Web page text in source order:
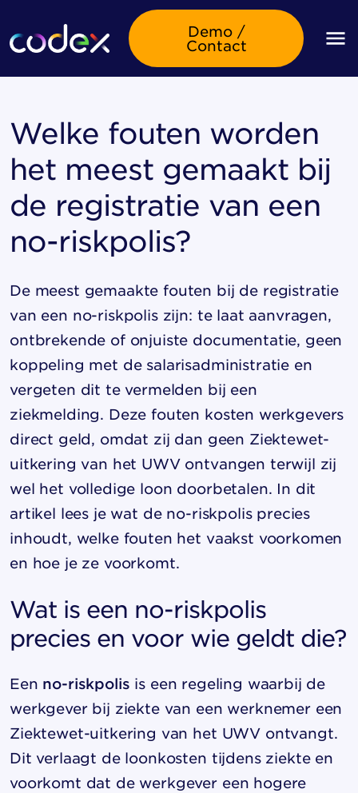
Demo /
Contact
Welke fouten worden
het meest gemaakt bij
de registratie van een
no-riskpolis?
De meest gemaakte fouten bij de registratie
van een no-riskpolis zijn: te laat aanvragen,
ontbrekende of onjuiste documentatie, geen
koppeling met de salarisadministratie en
vergeten dit te vermelden bij een
ziekmelding. Deze fouten kosten werkgevers
direct geld, omdat zij dan geen Ziektewet-
uitkering van het UWV ontvangen terwijl zij
wel het volledige loon doorbetalen. In dit
artikel lees je wat de no-riskpolis precies
inhoudt, welke fouten het vaakst voorkomen
en hoe je ze voorkomt.
Wat is een no-riskpolis
precies en voor wie geldt die?
Een no-riskpolis is een regeling waarbij de
werkgever bij ziekte van een werknemer een
Ziektewet-uitkering van het UWV ontvangt.
Dit verlaagt de loonkosten tijdens ziekte en
voorkomt dat de werkgever een hogere